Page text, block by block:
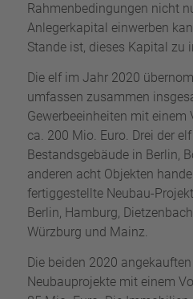
Rahmenbedingungen nicht
Anlegerkapital einwerben
Stande ist, dieses Kapital zu
Die elf im Jahr 2020
umfassen zusammen
Gewerbeeinheiten mit
ca. 200 Mio. Euro. Drei der
Bestandsgebäude in Berlin,
anderen acht Objekten
fertiggestellte Neubau-
Berlin, Hamburg,
Würzburg und Mainz.
Die beiden 2020
Neubauprojekte mit einem